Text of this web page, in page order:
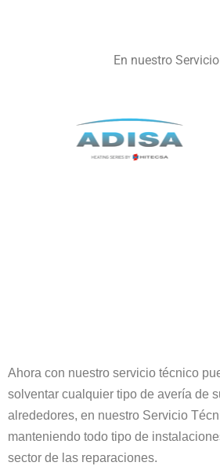
En nuestro
Ahora con nuestro servicio técnico
solventar cualquier tipo de avería de
alrededores, en nuestro Servicio
manteniendo todo tipo de
sector de las reparaciones.